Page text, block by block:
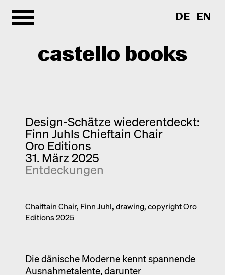
castello books
Kategorien
Interview
Kurznotizen
Neuerscheinungen
Entdeckungen
Venedig
Info
Newsletter
DE EN
Design-Schätze wiederentdeckt:
Finn Juhls Chieftain Chair
Oro Editions
31. März 2025
Entdeckungen
Chaiftain Chair, Finn Juhl, drawing, copyright Oro
Editions 2025
Die dänische Moderne kennt spannende
Ausnahmetalente, darunter